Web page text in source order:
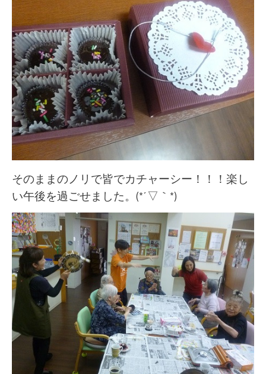
そのままのノリで皆でカチャーシー！！！楽し
い午後を過ごせました。(*´▽｀*)